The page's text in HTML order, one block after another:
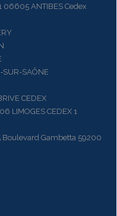
ANTIBES Cedex
SAÔNE
CEDEX
CEDEX 1
Gambetta 59200